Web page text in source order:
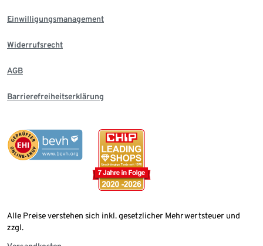
Einwilligungsmanagement
Widerrufsrecht
AGB
Barrierefreiheitserklärung
Alle Preise verstehen sich inkl. gesetzlicher Mehrwertsteuer und
zzgl.